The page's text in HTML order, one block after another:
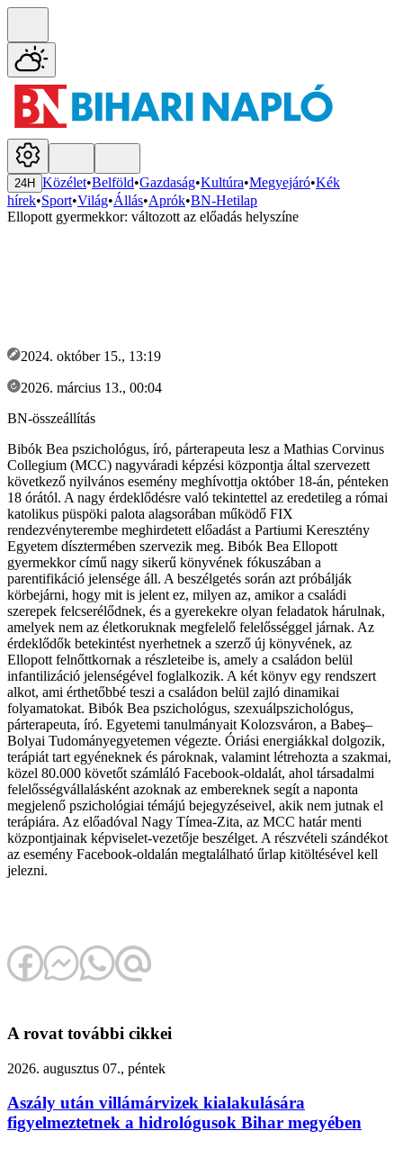
24H Közélet•Belföld•Gazdaság•Kultúra•Megyejáró•Kék
hírek•Sport•Világ•Állás•Aprók•BN-Hetilap
Ellopott gyermekkor: változott az előadás helyszíne
2024. október 15., 13:19
2026. március 13., 00:04
BN-összeállítás
Bibók Bea pszichológus, író, párterapeuta lesz a Mathias Corvinus
Collegium (MCC) nagyváradi képzési központja által szervezett
következő nyilvános esemény meghívottja október 18-án, pénteken
18 órától. A nagy érdeklődésre való tekintettel az eredetileg a római
katolikus püspöki palota alagsorában működő FIX
rendezvényterembe meghirdetett előadást a Partiumi Keresztény
Egyetem dísztermében szervezik meg. Bibók Bea Ellopott
gyermekkor című nagy sikerű könyvének fókuszában a
parentifikáció jelensége áll. A beszélgetés során azt próbálják
körbejárni, hogy mit is jelent ez, milyen az, amikor a családi
szerepek felcserélődnek, és a gyerekekre olyan feladatok hárulnak,
amelyek nem az életkoruknak megfelelő felelősséggel járnak. Az
érdeklődők betekintést nyerhetnek a szerző új könyvének, az
Ellopott felnőttkornak a részleteibe is, amely a családon belül
infantilizáció jelenségével foglalkozik. A két könyv egy rendszert
alkot, ami érthetőbbé teszi a családon belül zajló dinamikai
folyamatokat. Bibók Bea pszichológus, szexuálpszichológus,
párterapeuta, író. Egyetemi tanulmányait Kolozsváron, a Babeş–
Bolyai Tudományegyetemen végezte. Óriási energiákkal dolgozik,
terápiát tart egyéneknek és pároknak, valamint létrehozta a szakmai,
közel 80.000 követőt számláló Facebook-oldalát, ahol társadalmi
felelősségvállalásként azoknak az embereknek segít a naponta
megjelenő pszichológiai témájú bejegyzéseivel, akik nem jutnak el
terápiára. Az előadóval Nagy Tímea-Zita, az MCC határ menti
központjainak képviselet-vezetője beszélget. A részvételi szándékot
az esemény Facebook-oldalán megtalálható űrlap kitöltésével kell
jelezni.
A rovat további cikkei
2026. augusztus 07., péntek
Aszály után villámárvizek kialakulására
figyelmeztetnek a hidrológusok Bihar megyében